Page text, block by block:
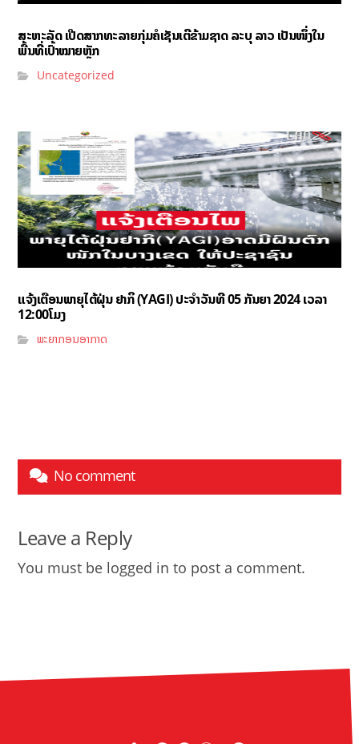
ສະຫະລັດ ເປີດສາກທະລາຍກຸ່ມຄໍເຊັນເຕີຂ້າມຊາດ ລະບຸ ລາວ ເປັນໜຶ່ງໃນ
ພື້ນທີ່ເປົ້າໝາຍຫຼັກ
Uncategorized
ແຈ້ງເຕືອນພາຍຸໄຕ້ຝຸ່ນ ຢາກິ (YAGI)​ ປະຈໍາວັນທີ 05 ກັນຍາ 2024 ເວລາ
12:00ໂມງ
ພະຍາກອນອາກາດ
No comment
Leave a Reply
You must be logged in to post a comment.